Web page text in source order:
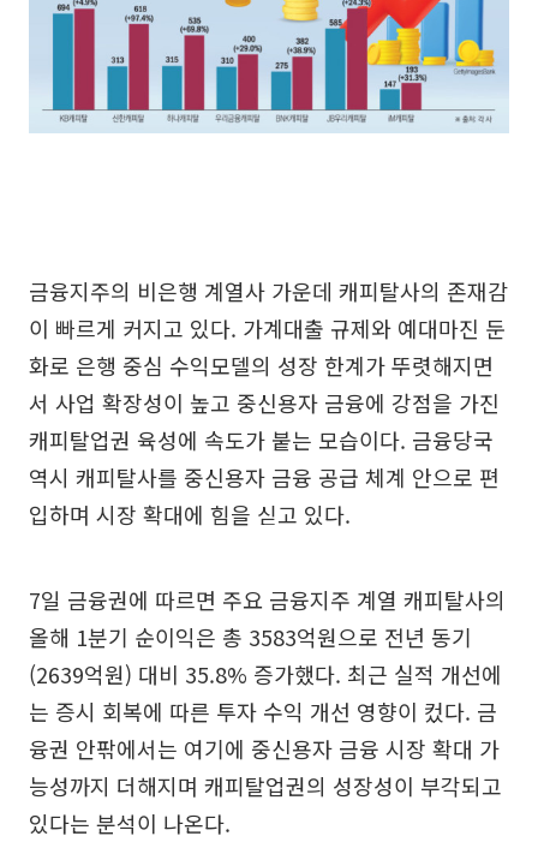
금융지주의 비은행 계열사 가운데 캐피탈사의 존재감
이 빠르게 커지고 있다. 가계대출 규제와 예대마진 둔
화로 은행 중심 수익모델의 성장 한계가 뚜렷해지면
서 사업 확장성이 높고 중신용자 금융에 강점을 가진
캐피탈업권 육성에 속도가 붙는 모습이다. 금융당국
역시 캐피탈사를 중신용자 금융 공급 체계 안으로 편
입하며 시장 확대에 힘을 싣고 있다.
7일 금융권에 따르면 주요 금융지주 계열 캐피탈사의
올해 1분기 순이익은 총 3583억원으로 전년 동기
(2639억원) 대비 35.8% 증가했다. 최근 실적 개선에
는 증시 회복에 따른 투자 수익 개선 영향이 컸다. 금
융권 안팎에서는 여기에 중신용자 금융 시장 확대 가
능성까지 더해지며 캐피탈업권의 성장성이 부각되고
있다는 분석이 나온다.